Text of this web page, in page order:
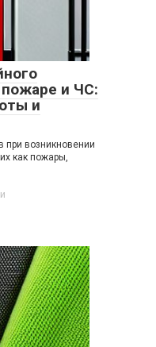
и ЧС:
и
при возникновении
как пожары,